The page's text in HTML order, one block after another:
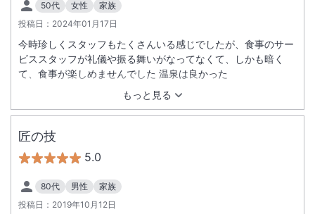
50代 女性
家族
投稿日： 2024年01月17日
もっと見る
今時珍しくスタッフもたくさんいる感じでしたが、食事のサー
ビススタッフが礼儀や振る舞いがなってなくて、しかも暗く
て、食事が楽しめませんでした 温泉は良かった
匠の技
5.0
80代 男性
家族
投稿日： 2019年10月12日